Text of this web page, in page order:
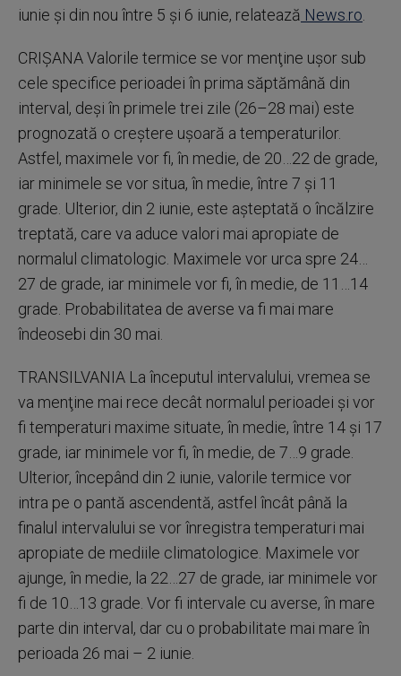
iunie şi din nou între 5 şi 6 iunie, relatează News.ro
CRIŞANA Valorile termice se vor menţine uşor sub
cele specifice perioadei în prima săptămână din
interval, deşi în primele trei zile (26–28 mai) este
prognozată o creştere uşoară a temperaturilor.
Astfel, maximele vor fi, în medie, de 20…22 de grade,
iar minimele se vor situa, în medie, între 7 şi 11
grade. Ulterior, din 2 iunie, este aşteptată o încălzire
treptată, care va aduce valori mai apropiate de
normalul climatologic. Maximele vor urca spre 24…
27 de grade, iar minimele vor fi, în medie, de 11…14
grade. Probabilitatea de averse va fi mai mare
îndeosebi din 30 mai.
TRANSILVANIA La începutul intervalului, vremea se
va menţine mai rece decât normalul perioadei şi vor
fi temperaturi maxime situate, în medie, între 14 şi 17
grade, iar minimele vor fi, în medie, de 7…9 grade.
Ulterior, începând din 2 iunie, valorile termice vor
intra pe o pantă ascendentă, astfel încât până la
finalul intervalului se vor înregistra temperaturi mai
apropiate de mediile climatologice. Maximele vor
ajunge, în medie, la 22…27 de grade, iar minimele vor
fi de 10…13 grade. Vor fi intervale cu averse, în mare
parte din interval, dar cu o probabilitate mai mare în
perioada 26 mai – 2 iunie.